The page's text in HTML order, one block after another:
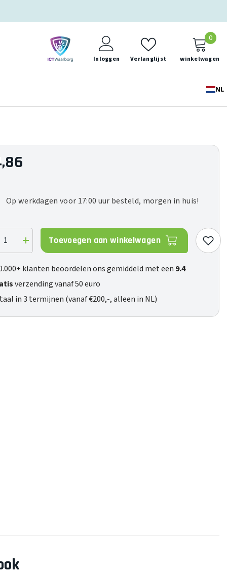
Inloggen Verlanglijst winkelwagen
00
NL
Op werkdagen voor 17:00 uur besteld, morgen in huis!
Verhoog
de
voor
Toevoegen aan winkelwagen
klanten beoordelen ons gemiddeld met een 9.4
verzending vanaf 50 euro
in 3 termijnen (vanaf €200,-, alleen in NL)